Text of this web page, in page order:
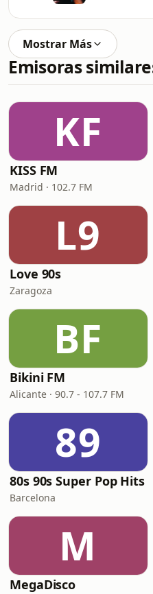
Mostrar Más
Emisoras
KF
KISS FM
Madrid · 102.7 FM
L9
Love 90s
Zaragoza
BF
Bikini FM
Alicante · 90.7 - 107.7 FM
89
80s 90s Super Pop Hits
Barcelona
M
MegaDisco